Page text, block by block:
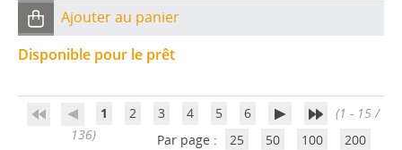
Ajouter au panier
Disponible pour le prêt
1 2 3 4 5 6
(1 - 15 /
136)
Par page : 25 50 100 200